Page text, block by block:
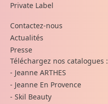
Private Label
Contactez-nous
Actualités
Presse
Téléchargez nos catalogues :
- Jeanne ARTHES
- Jeanne En Provence
- Skil Beauty